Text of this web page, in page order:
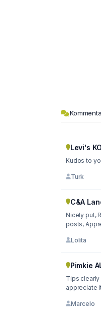
Levi's
Kudos to
Turk
C&A
Nicely put,
posts,
Lolita
Pimkie
Tips clearly
appreciate
Marcelo